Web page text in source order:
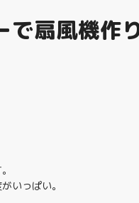
で扇風機作
いっぱい。